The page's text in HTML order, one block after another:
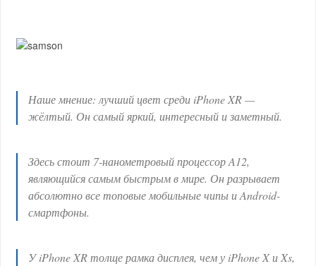
Наше мнение: лучший цвет среди iPhone XR —
жёлтый. Он самый яркий, интересный и заметный.
Здесь стоит 7-нанометровый процессор A12,
являющийся самым быстрым в мире. Он разрывает
абсолютно все топовые мобильные чипы и Android-
смартфоны.
У iPhone XR толще рамка дисплея, чем у iPhone X и Xs,